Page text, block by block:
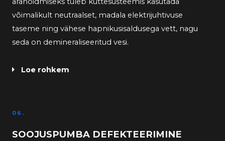
võimalikult neutraalset, madala elektrijuhtivuse
taseme ning vähese hapnikusisaldusega vett, nagu
seda on demineraliseeritud vesi.
Loe rohkem
06.
SOOJUSPUMBA DEFEKTEERIMINE